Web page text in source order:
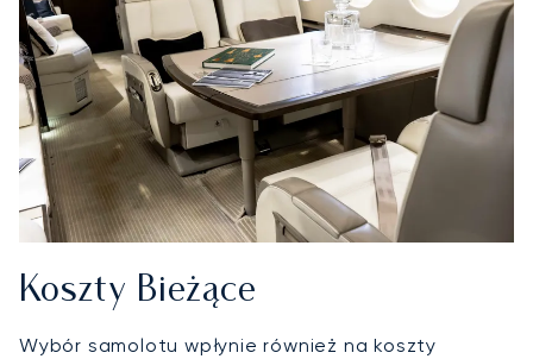
Koszty Bieżące
Wybór samolotu wpłynie również na koszty